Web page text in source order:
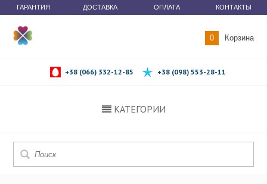
ГАРАНТИЯ ДОСТАВКА ОПЛАТА КОНТАКТЫ
0 Корзина
+38 (066) 332-12-85 +38 (098) 553-28-11
КАТЕГОРИИ